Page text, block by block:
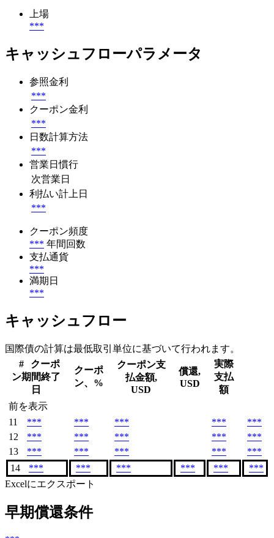
上場
***
キャッシュフローパラメータ
参照金利
***
クーポン金利
***
日数計算方法
***
営業日慣行
次営業日
利払い計上日
***
クーポン頻度
*** 年間回数
支払通貨
***
満期日
***
キャッシュフロー
国際債の計算は最低取引単位に基づいて行われます。
#
クーポ
ン期間終了
日
クーポ
ン、%
クーポン支
払金額,
USD
償還,
USD
実際
支払
額
前を表示
11
*** *** *** ***
***
12
*** *** *** ***
***
13
*** *** *** ***
***
14
*** *** *** *** ***
***
Excelにエクスポート
早期償還条件